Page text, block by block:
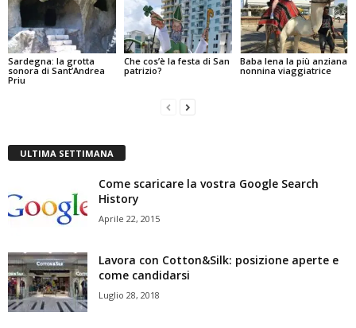
Sardegna: la grotta
sonora di Sant’Andrea
Priu
Che cos’è la festa di San
patrizio?
Baba lena la più anziana
nonnina viaggiatrice
ULTIMA SETTIMANA
Come scaricare la vostra Google Search
History
Aprile 22, 2015
Lavora con Cotton&Silk: posizione aperte e
come candidarsi
Luglio 28, 2018